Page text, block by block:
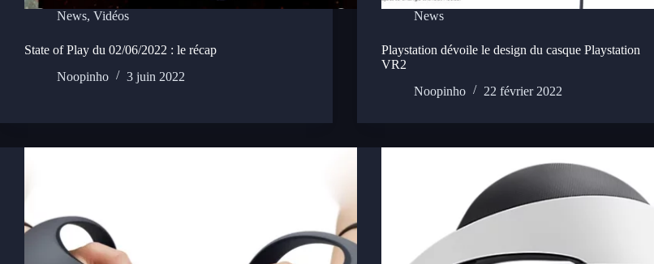
News, Vidéos
State of Play du 02/06/2022 : le récap
Noopinho
3 juin 2022
News
Playstation dévoile le design du casque Playstation
VR2
Noopinho
22 février 2022